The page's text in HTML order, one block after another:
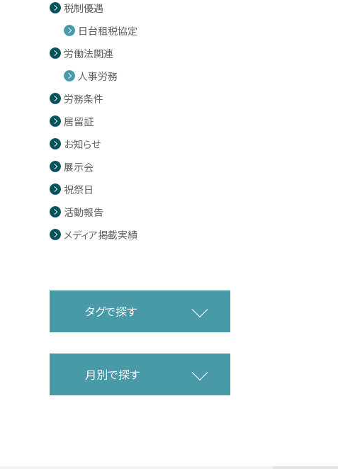
税制優遇
日台租税協定
労働法関連
人事労務
労務条件
居留証
お知らせ
展示会
祝祭日
活動報告
メディア掲載実績
タグで探す
月別で探す